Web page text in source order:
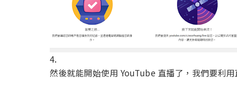
4.
然後就能開始使用 YouTube 直播了，我們要利